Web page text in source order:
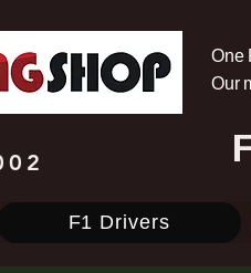
One
Our
F1 Drivers